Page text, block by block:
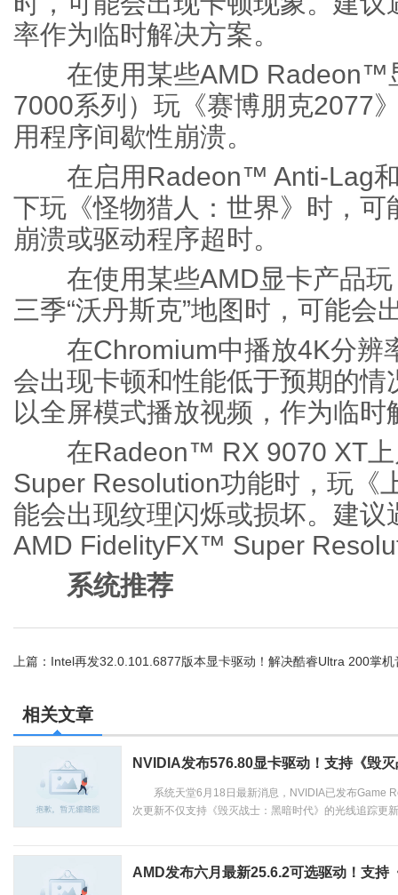
率作为临时解决方案。
在使用某些AMD Radeon™
7000系列）玩《赛博朋克2077
用程序间歇性崩溃。
在启用Radeon™ Anti-Lag和
下玩《怪物猎人：世界》时，
崩溃或驱动程序超时。
在使用某些AMD显卡产品玩
三季“沃丹斯克”地图时，可能会
在Chromium中播放4K分辨
会出现卡顿和性能低于预期的
以全屏模式播放视频，作为临时
在Radeon™ RX 9070 XT上
Super Resolution功能时，玩《
能会出现纹理闪烁或损坏。建
AMD FidelityFX™ Super
系统推荐
上篇： Intel再发32.0.101.6877版本显卡驱动！解决酷睿Ultra 200掌机
相关文章
NVIDIA发布576.80显卡驱动！支持《毁
系统天堂6月18日最新消息，NVIDIA已发布Game
次更新不仅支持《毁灭战士：黑暗时代》的光线追踪更
AMD发布六月最新25.6.2可选驱动！支